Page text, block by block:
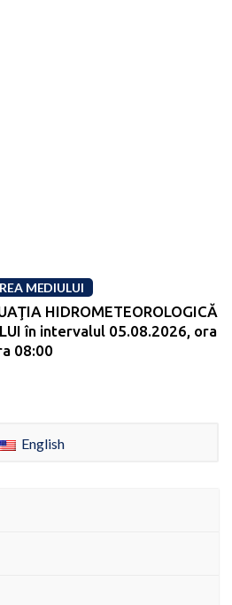
MEDIULUI
HIDROMETEOROLOGICĂ
în intervalul 05.08.2026, ora
08:00
English